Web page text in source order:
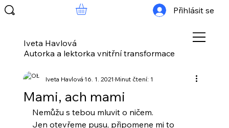
Iveta Havlová
Autorka a lektorka vnitřní transformace
Přihlásit se
Mami, ach mami
Iveta Havlová16. 1. 2021 Minut čtení: 1
Nemůžu s tebou mluvit o ničem.
Jen otevřeme pusu, připomene mi to